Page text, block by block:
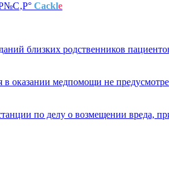
Cackle
близких родственников
в оказании медпомощи не
по делу о возмещении вреда,